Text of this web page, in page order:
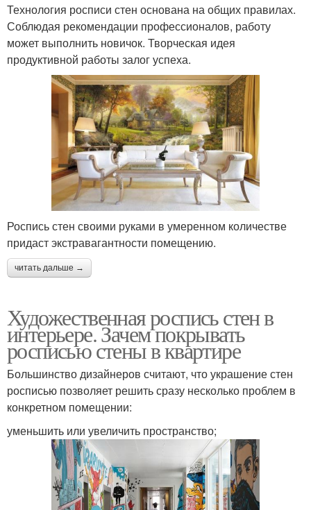
Технология росписи стен основана на общих правилах.
Соблюдая рекомендации профессионалов, работу
может выполнить новичок. Творческая идея
продуктивной работы залог успеха.
Роспись стен своими руками в умеренном количестве
придаст экстравагантности помещению.
читать дальше →
Художественная роспись стен в
интерьере. Зачем покрывать
росписью стены в квартире
Большинство дизайнеров считают, что украшение стен
росписью позволяет решить сразу несколько проблем в
конкретном помещении:
уменьшить или увеличить пространство;